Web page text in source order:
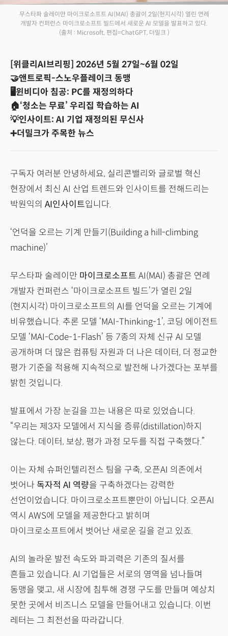
무스타파 술레이만 마이크로소프트 AI(MAI) 총괄이 2일(현지시각) 열린 연례
개발자 컨퍼런스 마이크로소프트 빌드에서 새로운 AI 모델을 발표하고 있다.
(출처 : Microsoft, 편집=ChatGPT, 더밀크 )
[위클리AI브리핑] 2026년 5월 27일~6월 02일
🤝앤트로픽-스노우플레이크 동맹
🖥️윈비디아 침공: PC를 재정의하다
🏠‘청소는 무료’ 우리집 학습하는 AI
💡인사이트: AI 기업 재정의된 무신사
➕더밀크가 주목한 뉴스
구독자 여러분 안녕하세요, 실리콘밸리와 글로벌 혁신
현장에서 최신 AI 산업 트렌드와 인사이트를 전해드리는
박원익의 AI인사이트입니다.
‘언덕을 오르는 기계 만들기(Building a hill-climbing
machine)’
무스타파 술레이만 마이크로소프트 AI(MAI) 총괄은 연례
개발자 컨퍼런스 ‘마이크로소프트 빌드’가 열린 2일
(현지시각) 마이크로소프트의 AI를 언덕을 오르는 기계에
비유했습니다. 추론 모델 ‘MAI-Thinking-1’, 코딩 에이전트
모델 ‘MAI-Code-1-Flash’ 등 7종의 자체 신규 AI 모델
공개하며 더 많은 컴퓨팅 자원과 더 나은 데이터, 더 정교한
평가 기준을 적용해 지속적으로 발전해 나가겠다는 포부를
밝힌 것입니다.
발표에서 가장 눈길을 끄는 내용은 따로 있었습니다.
“우리는 제3자 모델에서 지식을 증류(distillation)하지
않는다. 데이터, 보상, 평가 과정 모두를 직접 구축했다.”
이는 자체 슈퍼인텔리전스 팀을 구축, 오픈AI 의존에서
벗어나 독자적 AI 역량을 구축하겠다는 강력한
선언이었습니다. 마이크로소프트뿐만이 아닙니다. 오픈AI
역시 AWS에 모델을 제공한다고 밝히며
마이크로소프트에서 벗어난 새로운 길을 걷고 있죠.
AI의 놀라운 발전 속도와 파괴력은 기존의 질서를
흔들고 있습니다. AI 기업들은 서로의 영역을 넘나들며
동맹을 맺고, 새 시장에 침투해 경쟁 구도를 만들며 예상치
못한 곳에서 비즈니스 모델을 만들어내고 있습니다. 이번
레터는 그 최전선을 따라갑니다.